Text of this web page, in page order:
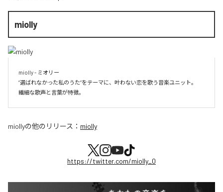
miolly
miolly - ミオリー
”選ばれなかった私のうた”をテーマに、叶わない恋を歌う音楽ユニット。
miollyの他のリリース： miolly
https://twitter.com/miolly_0